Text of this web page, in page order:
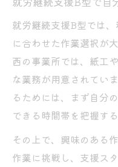
就労継続支援B型では
に合わせた作業選択が
西の事業所では、紙工
な業務が用意されてい
るためには、まず自分
できる時間帯を把握す
その上で、興味のある
作業に挑戦し、支援ス